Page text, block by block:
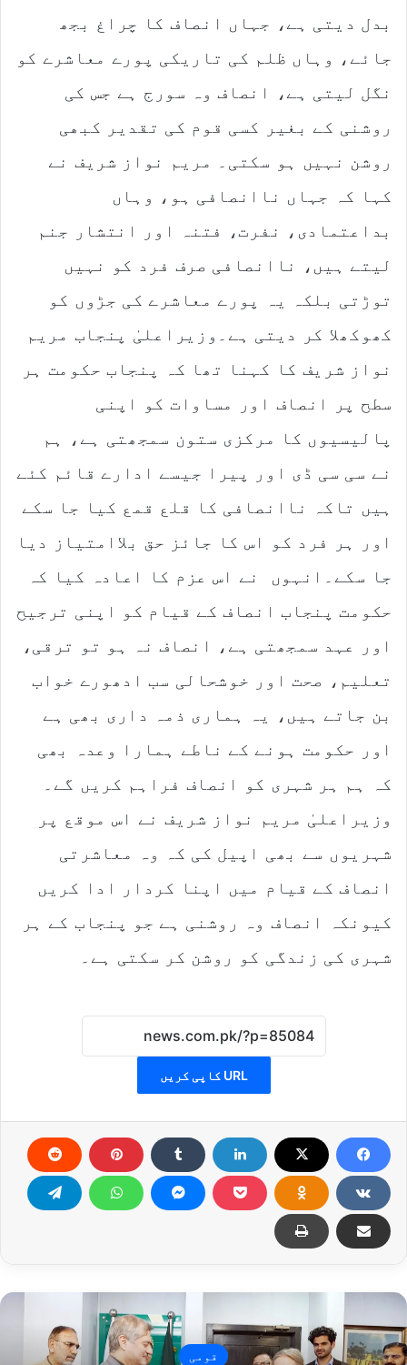
بدل دیتی ہے، جہاں انصاف کا چراغ بجھ
جائے، وہاں ظلم کی تاریکی پورے معاشرے کو
نگل لیتی ہے، انصاف وہ سورج ہے جس کی
روشنی کے بغیر کسی قوم کی تقدیر کبھی
روشن نہیں ہو سکتی۔ مریم نواز شریف نے
کہا کہ جہاں ناانصافی ہو، وہاں
بداعتمادی، نفرت، فتنہ اور انتشار جنم
لیتے ہیں، ناانصافی صرف فرد کو نہیں
توڑتی بلکہ یہ پورے معاشرے کی جڑوں کو
کھوکھلا کر دیتی ہے۔وزیراعلیٰ پنجاب مریم
نواز شریف کا کہنا تھا کہ پنجاب حکومت ہر
سطح پر انصاف اور مساوات کو اپنی
پالیسیوں کا مرکزی ستون سمجھتی ہے، ہم
نے سی سی ڈی اور پیرا جیسے ادارے قائم کئے
ہیں تاکہ ناانصافی کا قلع قمع کیا جا سکے
اور ہر فرد کو اس کا جائز حق بلاامتیاز دیا
جا سکے۔انہوں نے اس عزم کا اعادہ کیا کہ
حکومت پنجاب انصاف کے قیام کو اپنی ترجیح
اور عہد سمجھتی ہے، انصاف نہ ہو تو ترقی،
تعلیم، صحت اور خوشحالی سب ادھورے خواب
بن جاتے ہیں، یہ ہماری ذمہ داری بھی ہے
اور حکومت ہونے کے ناطے ہمارا وعدہ بھی
کہ ہم ہر شہری کو انصاف فراہم کریں گے۔
وزیراعلیٰ مریم نواز شریف نے اس موقع پر
شہریوں سے بھی اپیل کی کہ وہ معاشرتی
انصاف کے قیام میں اپنا کردار ادا کریں
کیونکہ انصاف وہ روشنی ہے جو پنجاب کے ہر
شہری کی زندگی کو روشن کر سکتی ہے۔
URL کاپی کریں
قومی